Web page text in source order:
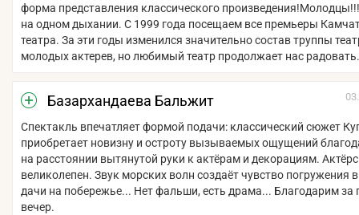
форма представления классического
на одном дыхании. С 1999 года посещаем все премьеры
театра. За эти годы изменился значительно состав труппы
молодых актерев, но любимый театр продолжает нас радовать.
Базархандаева Бальжит
Спектакль впечатляет формой подачи: классический сюжет
приобретает новизну и остроту вызываемых ощущений
на расстоянии вытянутой руки к актёрам и декорациям.
великолепен. Звук морских волн создаёт чувство погружения
дачи на побережье... Нет фальши, есть драма... Благодарим за
вечер.